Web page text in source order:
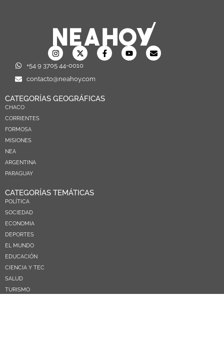
+54 9 3705 44-0010
contacto@neahoy.com
CATEGORÍAS GEOGRÁFICAS
CHACO
CORRIENTES
FORMOSA
MISIONES
NEA
ARGENTINA
PARAGUAY
CATEGORÍAS TEMÁTICAS
POLÍTICA
SOCIEDAD
ECONOMIA
DEPORTES
EL MUNDO
EDUCACIÓN
CIENCIA Y TEC
SALUD
TURISMO